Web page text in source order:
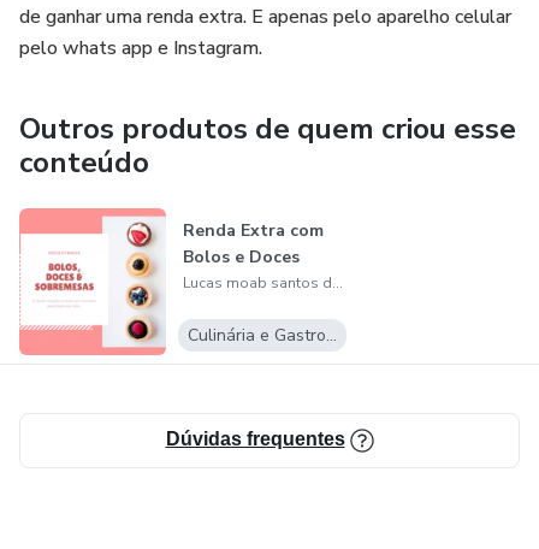
de ganhar uma renda extra. E apenas pelo aparelho celular
pelo whats app e Instagram.
Outros produtos de quem criou esse
conteúdo
Renda Extra com
Bolos e Doces
Lucas moab santos de oliveira
Culinária e Gastronomia
Dúvidas frequentes